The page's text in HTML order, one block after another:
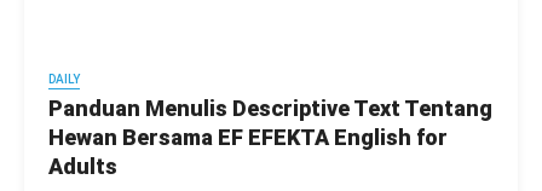
DAILY
Panduan Menulis Descriptive Text Tentang
Hewan Bersama EF EFEKTA English for
Adults